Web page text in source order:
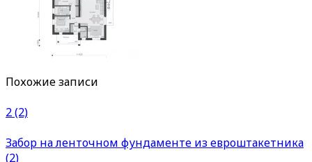
Похожие записи
2 (2)
Забор на ленточном фундаменте из евроштакетника
(2)